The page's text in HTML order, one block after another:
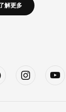
解更多